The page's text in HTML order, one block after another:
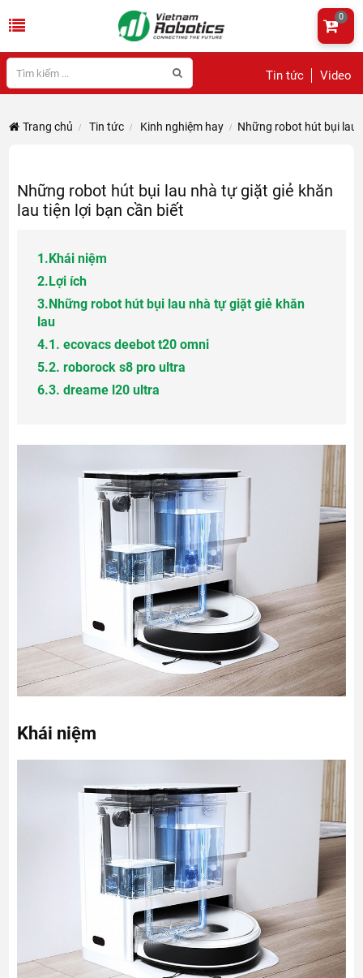
Tin tức Video
0
Trang chủ Tin tức Kinh nghiệm hay Những robot hút bụi lau
Những robot hút bụi lau nhà tự giặt giẻ khăn
lau tiện lợi bạn cần biết
1.Khái niệm
2.Lợi ích
3.Những robot hút bụi lau nhà tự giặt giẻ khăn
lau
4.1. ecovacs deebot t20 omni
5.2. roborock s8 pro ultra
6.3. dreame l20 ultra
Khái niệm